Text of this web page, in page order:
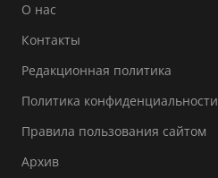
О нас
Контакты
Редакционная политика
Политика конфиденциальности
Правила пользования сайтом
Архив